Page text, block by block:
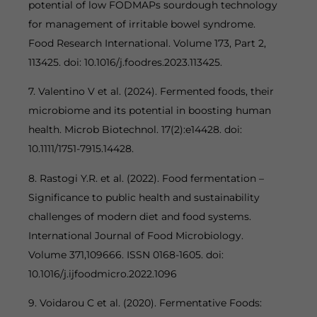
potential of low FODMAPs sourdough technology
for management of irritable bowel syndrome.
Food Research International. Volume 173, Part 2,
113425. doi: 10.1016/j.foodres.2023.113425.
7. Valentino V et al. (2024). Fermented foods, their
microbiome and its potential in boosting human
health. Microb Biotechnol. 17(2):e14428. doi:
10.1111/1751-7915.14428.
8. Rastogi Y.R. et al. (2022). Food fermentation –
Significance to public health and sustainability
challenges of modern diet and food systems.
International Journal of Food Microbiology.
Volume 371,109666. ISSN 0168-1605. doi:
10.1016/j.ijfoodmicro.2022.1096
9. Voidarou C et al. (2020). Fermentative Foods: